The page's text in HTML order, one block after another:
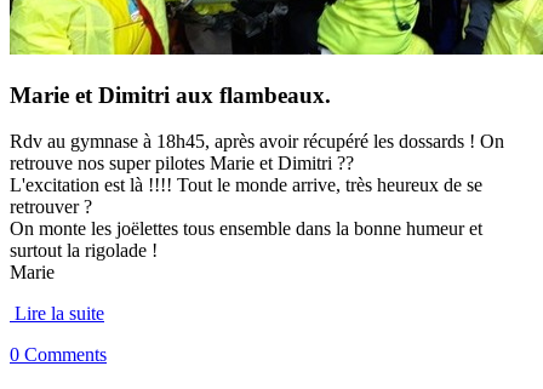
Marie et Dimitri aux flambeaux.
Rdv au gymnase à 18h45, après avoir récupéré les dossards ! On
retrouve nos super pilotes Marie et Dimitri ??
L'excitation est là !!!! Tout le monde arrive, très heureux de se
retrouver ?
On monte les joëlettes tous ensemble dans la bonne humeur et
surtout la rigolade !
Marie
Lire la suite
0 Comments